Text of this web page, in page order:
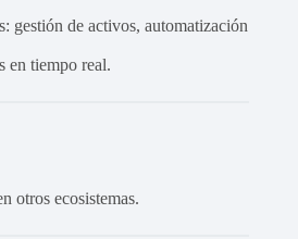
gestión de activos, automatización
en tiempo real.
otros ecosistemas.